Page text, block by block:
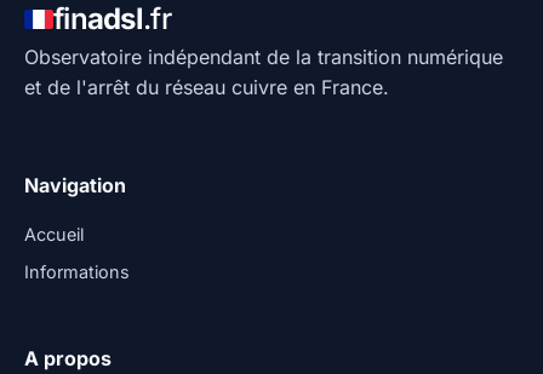
finadsl.fr
Observatoire indépendant de la transition numérique
et de l'arrêt du réseau cuivre en France.
Navigation
Accueil
Informations
A propos